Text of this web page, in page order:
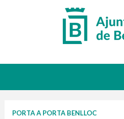
PORTA A PORTA BENLLOC